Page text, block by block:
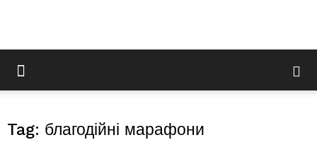
Tag: благодійні марафони